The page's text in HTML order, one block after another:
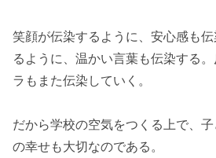
笑顔が伝染するように、安心感も
るように、温かい言葉も伝染する
ラもまた伝染していく。
だから学校の空気をつくる上で、
の幸せも大切なのである。